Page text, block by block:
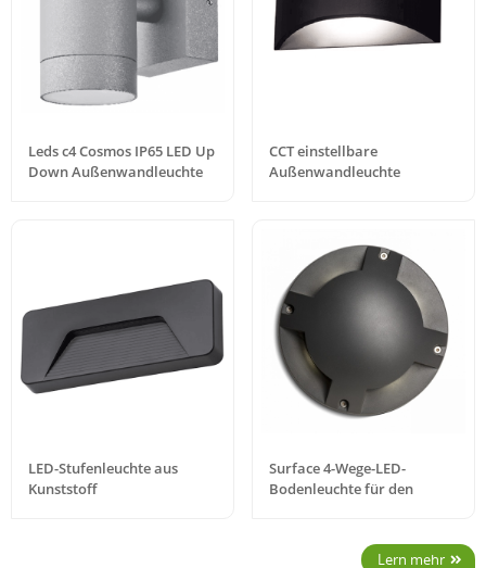
Leds c4 Cosmos IP65 LED Up
Down Außenwandleuchte
CCT einstellbare
Außenwandleuchte
LED-Stufenleuchte aus
Kunststoff
Surface 4-Wege-LED-
Bodenleuchte für den
Lern mehr